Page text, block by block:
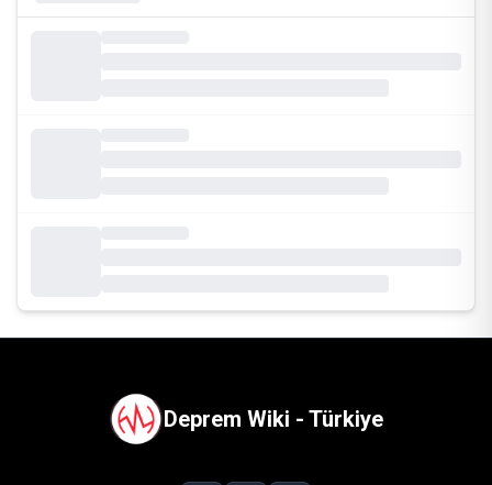
Deprem Wiki - Türkiye